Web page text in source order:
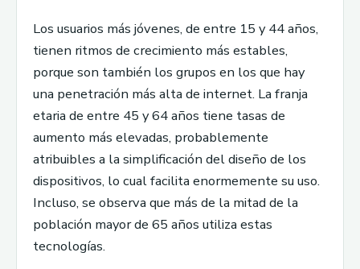
Los usuarios más jóvenes, de entre 15 y 44 años,
tienen ritmos de crecimiento más estables,
porque son también los grupos en los que hay
una penetración más alta de internet. La franja
etaria de entre 45 y 64 años tiene tasas de
aumento más elevadas, probablemente
atribuibles a la simplificación del diseño de los
dispositivos, lo cual facilita enormemente su uso.
Incluso, se observa que más de la mitad de la
población mayor de 65 años utiliza estas
tecnologías.